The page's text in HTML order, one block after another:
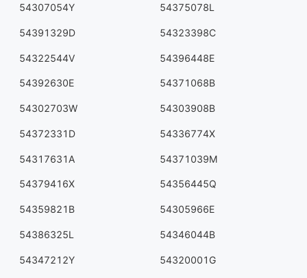
54307054Y 54375078L
54391329D 54323398C
54322544V 54396448E
54392630E 54371068B
54302703W 54303908B
54372331D 54336774X
54317631A 54371039M
54379416X 54356445Q
54359821B 54305966E
54386325L 54346044B
54347212Y 54320001G